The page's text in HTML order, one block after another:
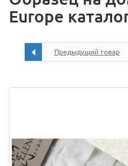
Europe
Предыдущий товар